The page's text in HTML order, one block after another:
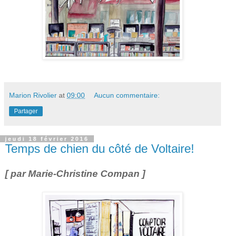
Marion Rivolier at 09:00 Aucun commentaire:
Partager
jeudi 18 février 2016
Temps de chien du côté de Voltaire!
[ par Marie-Christine Compan ]